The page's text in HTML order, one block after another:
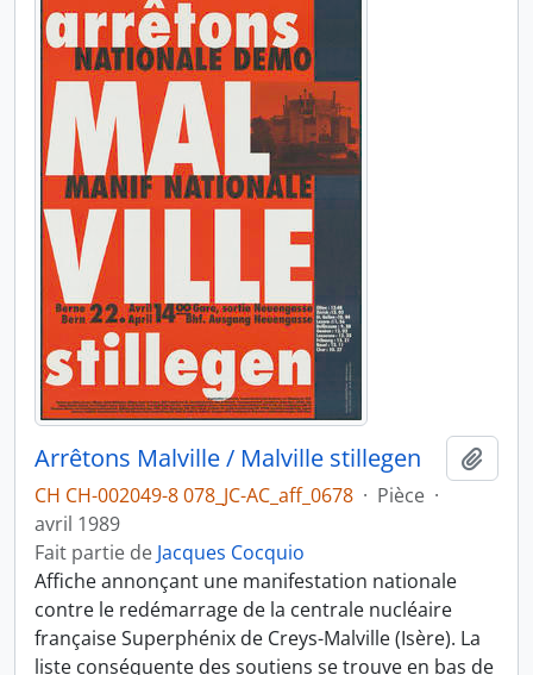
Arrêtons Malville / Malville stillegen
CH CH-002049-8 078_JC-AC_aff_0678 · Pièce ·
avril 1989
Fait partie de Jacques Cocquio
Affiche annonçant une manifestation nationale
contre le redémarrage de la centrale nucléaire
française Superphénix de Creys-Malville (Isère). La
liste conséquente des soutiens se trouve en bas de